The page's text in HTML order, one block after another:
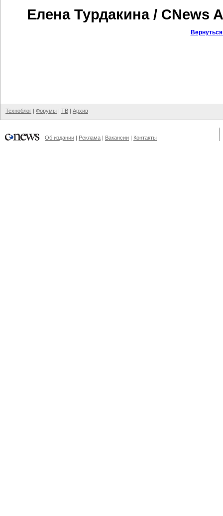
Елена Турдакина / CNews
Техноблог | Форумы | ТВ | Архив
Об издании | Реклама | Вакансии | Контакты